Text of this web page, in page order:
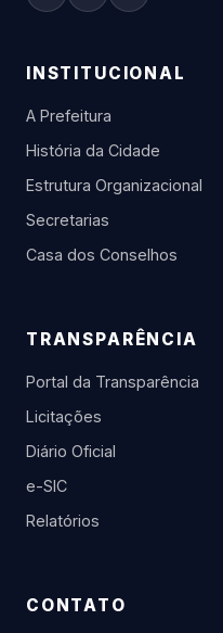
INSTITUCIONAL
A Prefeitura
História da Cidade
Estrutura Organizacional
Secretarias
Casa dos Conselhos
TRANSPARÊNCIA
Portal da Transparência
Licitações
Diário Oficial
e-SIC
Relatórios
CONTATO